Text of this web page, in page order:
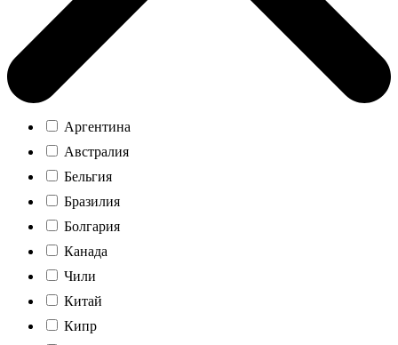
Аргентина
Австралия
Бельгия
Бразилия
Болгария
Канада
Чили
Китай
Кипр